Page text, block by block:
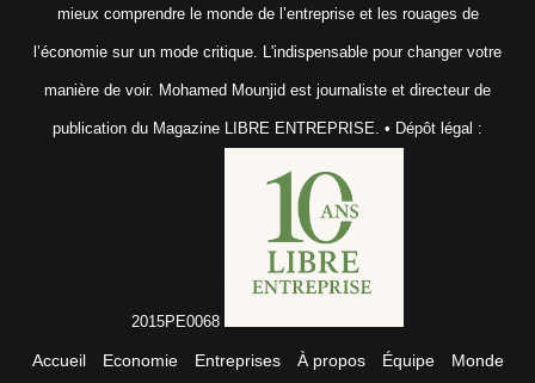
mieux comprendre le monde de l’entreprise et les rouages de
l’économie sur un mode critique. L'indispensable pour changer votre
manière de voir. Mohamed Mounjid est journaliste et directeur de
publication du Magazine LIBRE ENTREPRISE. • Dépôt légal :
2015PE0068
Accueil Economie Entreprises À propos Équipe Monde